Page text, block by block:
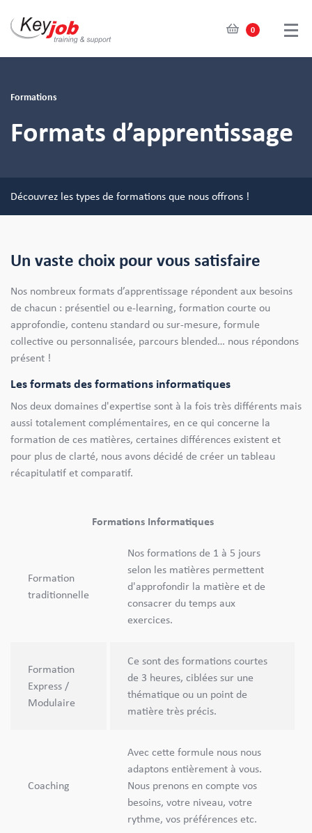
main
0
Formations
Formats d’apprentissage
Découvrez les types de formations que nous offrons !
Un vaste choix pour vous satisfaire
Nos nombreux formats d’apprentissage répondent aux besoins
de chacun : présentiel ou e-learning, formation courte ou
approfondie, contenu standard ou sur-mesure, formule
collective ou personnalisée, parcours blended… nous répondons
présent !
Les formats des formations informatiques
Nos deux domaines d'expertise sont à la fois très différents mais
aussi totalement complémentaires, en ce qui concerne la
formation de ces matières, certaines différences existent et
pour plus de clarté, nous avons décidé de créer un tableau
récapitulatif et comparatif.
Formations Informatiques
Formation
traditionnelle
Nos formations de 1 à 5 jours
selon les matières permettent
d'approfondir la matière et de
consacrer du temps aux
exercices.
Formation
Express /
Modulaire
Ce sont des formations courtes
de 3 heures, ciblées sur une
thématique ou un point de
matière très précis.
Coaching
Avec cette formule nous nous
adaptons entièrement à vous.
Nous prenons en compte vos
besoins, votre niveau, votre
rythme, vos préférences etc.